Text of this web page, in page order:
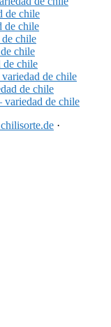
de chile
de chile
chile
chile
de chile
de chile
de chile
variedad de chile
·